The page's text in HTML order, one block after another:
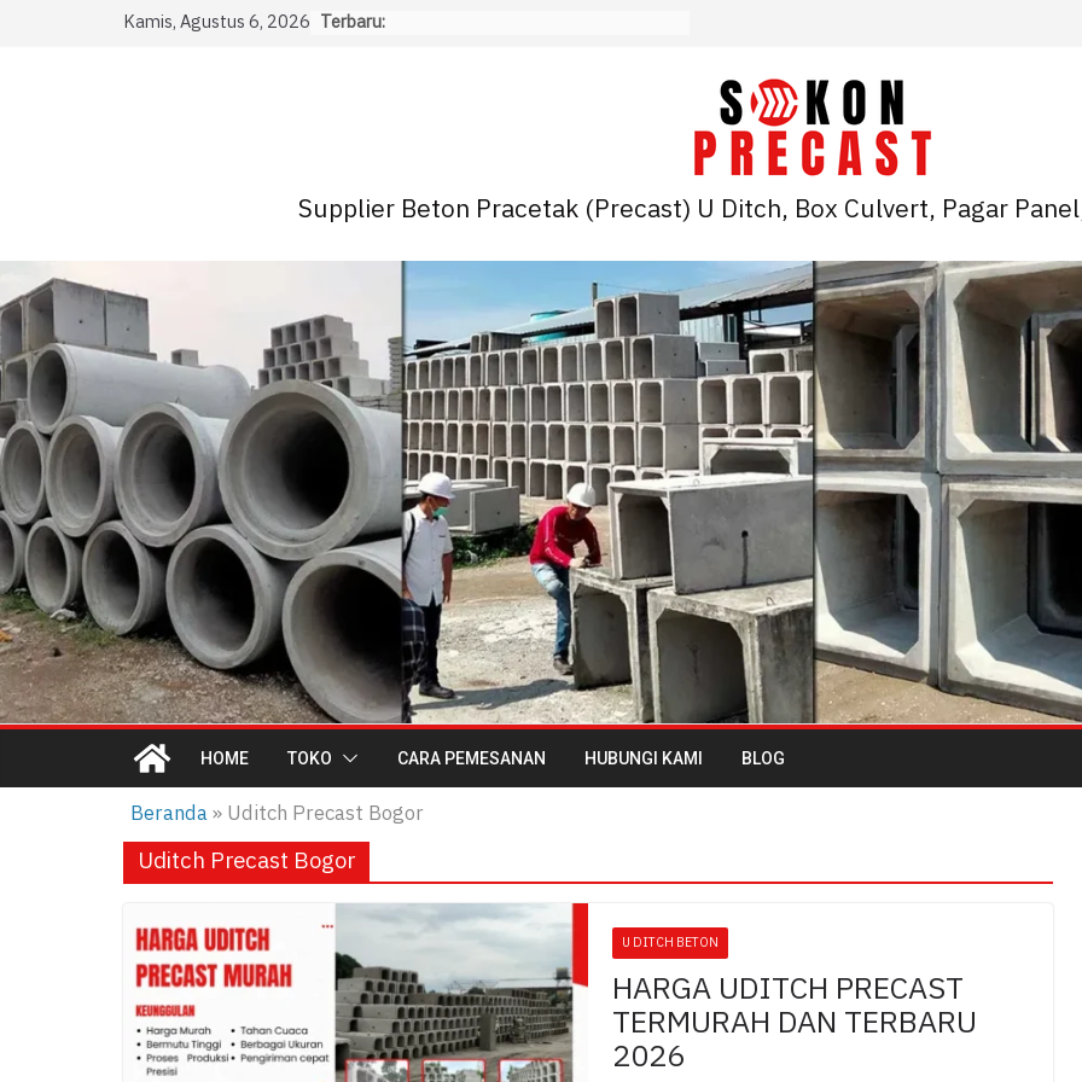
Kamis, Agustus 6, 2026 Terbaru:
Supplier Beton Pracetak (Precast) U Ditch, Box Culvert, Pagar
HOME TOKO CARA PEMESANAN HUBUNGI KAMI BLOG
Beranda» Uditch Precast Bogor
Uditch Precast Bogor
U DITCH BETON
HARGA UDITCH PRECAST
TERMURAH DAN TERBARU
2026